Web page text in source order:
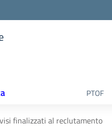
PTOF
finalizzati al reclutamento